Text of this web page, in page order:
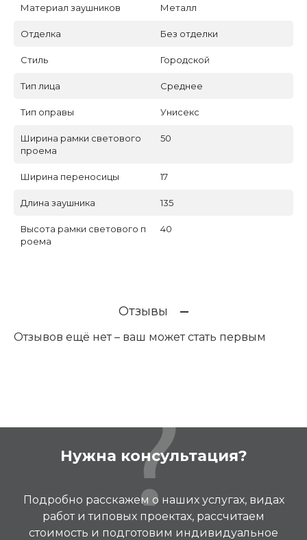
Материал заушников Металл
Отделка Без отделки
Стиль Городской
Тип лица Среднее
Тип оправы Унисекс
Ширина рамки светового
проема
50
Ширина переносицы 17
Длина заушника 135
Высота рамки светового п
роема
40
Отзывы
Отзывов ещё нет – ваш может стать первым
Нужна консультация?
Подробно расскажем о наших услугах, видах
работ и типовых проектах, рассчитаем
стоимость и подготовим индивидуальное